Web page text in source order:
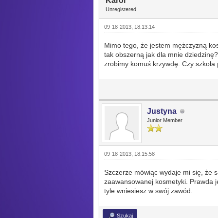
Unregistered
09-18-2013, 18:13:14
Mimo tego, że jestem mężczyzną
tak obszerną jak dla mnie
zrobimy komuś krzywdę. Czy
Justyna
Junior Member
09-18-2013, 18:15:58
Szczerze mówiąc wydaje mi się, że
zaawansowanej kosmetyki. Prawda
tyle wniesiesz w swój zawód.
Szukaj